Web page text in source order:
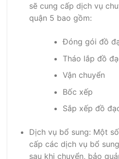
sẽ cung cấp dịch vụ
quận 5 bao gồm:
Đóng gói đồ
Tháo lắp đồ
Vận chuyển
Bốc xếp
Sắp xếp đồ
Dịch vụ bổ sung: Một
cấp các dịch vụ bổ
sau khi chuyển, bảo